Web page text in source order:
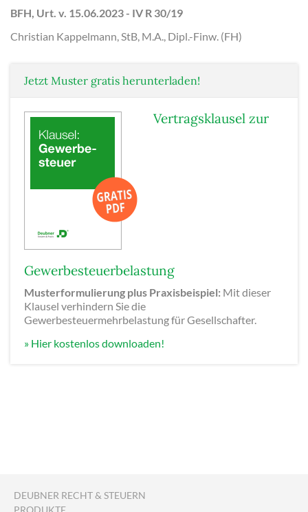
BFH, Urt. v. 15.06.2023 - IV R 30/19
Christian Kappelmann, StB, M.A., Dipl.-Finw. (FH)
Jetzt Muster gratis herunterladen!
Vertragsklausel zur
Gewerbesteuerbelastung
Musterformulierung plus Praxisbeispiel: Mit dieser
Klausel verhindern Sie die
Gewerbesteuermehrbelastung für Gesellschafter.
» Hier kostenlos downloaden!
DEUBNER RECHT & STEUERN
PRODUKTE